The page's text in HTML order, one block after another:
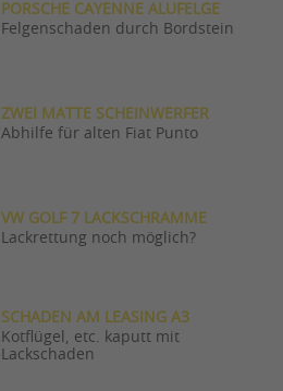
PORSCHE CAYENNE ALUFELGE
Felgenschaden durch Bordstein
ZWEI MATTE SCHEINWERFER
Abhilfe für alten Fiat Punto
VW GOLF 7 LACKSCHRAMME
Lackrettung noch möglich?
SCHADEN AM LEASING A3
Kotflügel, etc. kaputt mit
Lackschaden